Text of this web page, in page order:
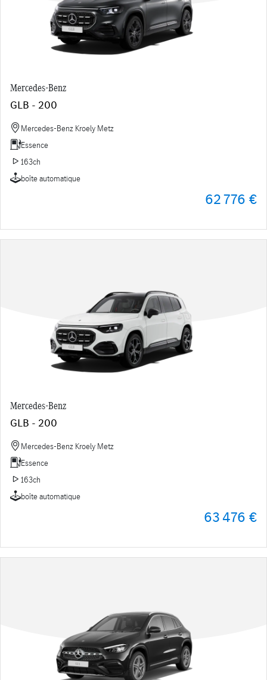
Mercedes-Benz
GLB - 200
Mercedes-Benz Kroely Metz
Essence
163ch
boîte automatique
62 776 €
Mercedes-Benz
GLB - 200
Mercedes-Benz Kroely Metz
Essence
163ch
boîte automatique
63 476 €